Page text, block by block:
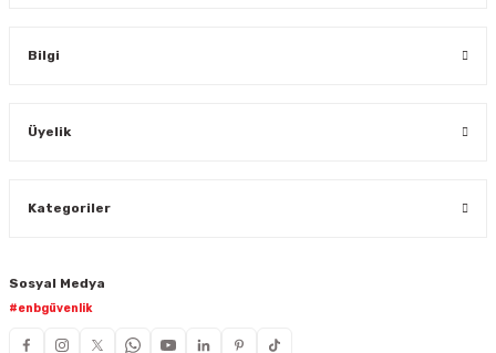
Bilgi
Üyelik
Kategoriler
Sosyal Medya
#enbgüvenlik